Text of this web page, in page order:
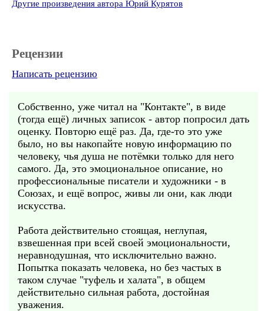
Другие произведения автора Юрий Курятов
Рецензии
Написать рецензию
Собственно, уже читал на "Контакте", в виде
(тогда ещё) личных записок - автор попросил дать
оценку. Повторю ещё раз. Да, где-то это уже
было, но вы накопайте новую информацию по
человеку, чья душа не потёмки только для него
самого. Да, это эмоциональное описание, но
профессиональные писатели и художники - в
Союзах, и ещё вопрос, живы ли они, как люди
искусства.
Работа действительно стоящая, неглупая,
взвешенная при всей своей эмоциональности,
неравнодушная, что исключительно важно.
Попытка показать человека, но без частых в
таком случае "туфель и халата", в общем
действительно сильная работа, достойная
уважения.